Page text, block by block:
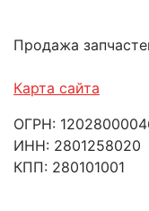
Продажа
Карта сайта
ОГРН:
ИНН: 2801258020
КПП: 280101001